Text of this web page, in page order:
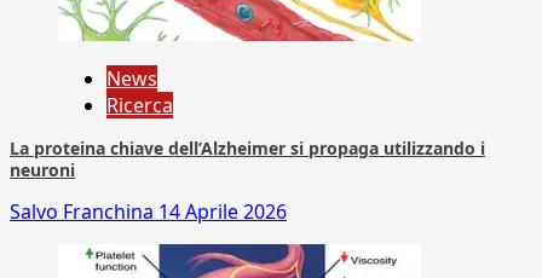
News
Ricerca
La proteina chiave dell’Alzheimer si propaga utilizzando i
neuroni
Salvo Franchina 14 Aprile 2026